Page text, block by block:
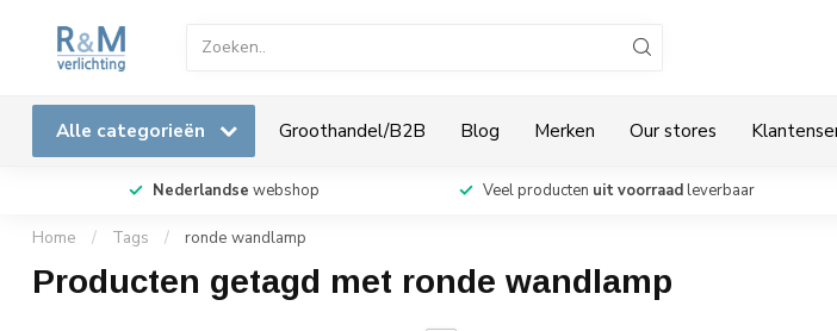
Alle categorieën Groothandel/B2B Blog Merken Our stores
Nederlandse webshop Veel producten uit voorraadleverbaar
Home / Tags / ronde wandlamp
Producten getagd met ronde wandlamp